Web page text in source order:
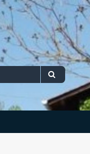
Search